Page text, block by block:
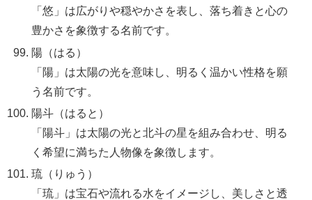
「悠」は広がりや穏やかさを表し、落ち着きと心の
豊かさを象徴する名前です。
陽（はる）
「陽」は太陽の光を意味し、明るく温かい性格を願
う名前です。
陽斗（はると）
「陽斗」は太陽の光と北斗の星を組み合わせ、明る
く希望に満ちた人物像を象徴します。
琉（りゅう）
「琉」は宝石や流れる水をイメージし、美しさと透